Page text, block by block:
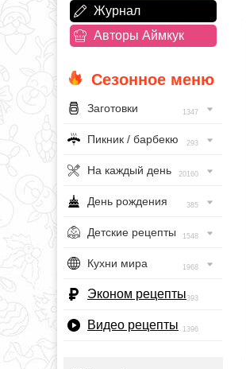
Журнал
Авторы Аймкук
Сезонное меню
Заготовки 1347
Пикник / барбекю 293
На каждый день 20160
День рождения 385
Детские рецепты 1548
Кухни мира 1968
Эконом рецепты393
Видео рецепты 1396